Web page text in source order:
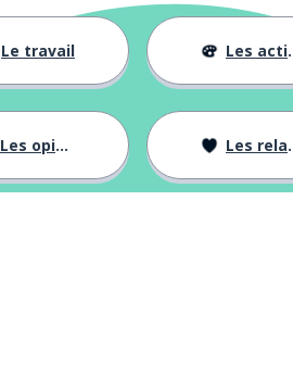
Le travail Les activités
Les opinions Les relations